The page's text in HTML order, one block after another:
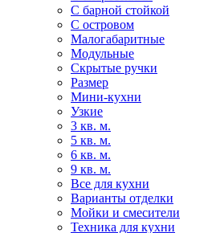
С барной стойкой
С островом
Малогабаритные
Модульные
Скрытые ручки
Размер
Мини-кухни
Узкие
3 кв. м.
5 кв. м.
6 кв. м.
9 кв. м.
Все для кухни
Варианты отделки
Мойки и смесители
Техника для кухни